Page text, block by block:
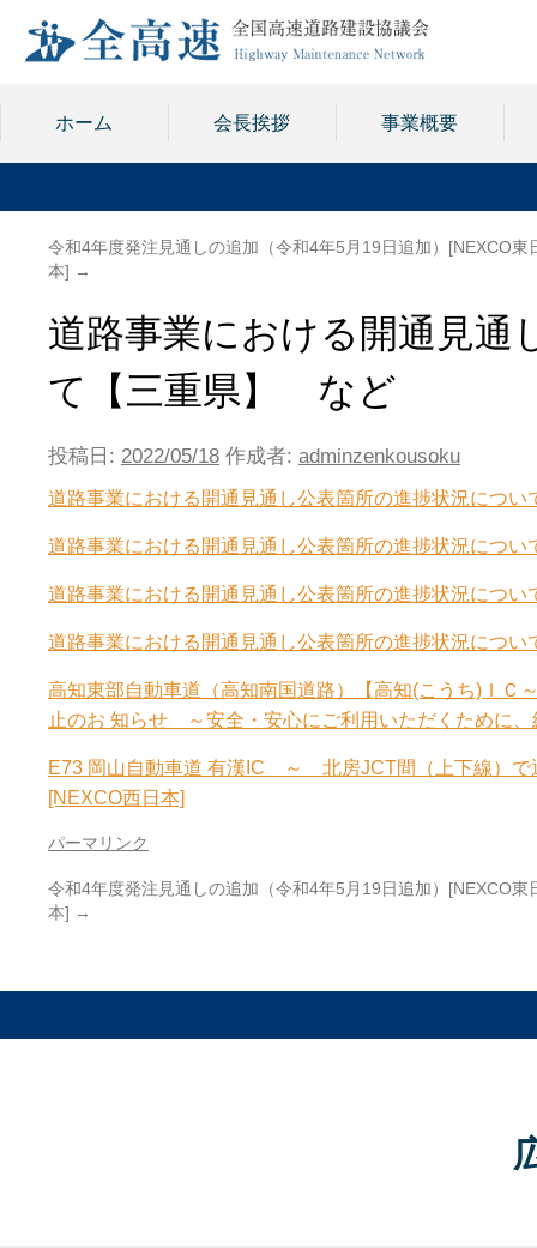
ホーム 会長挨拶 事業概要
令和4年度発注見通しの追加（令和4年5月19日追加）[NEXCO東
本] →
道路事業における開通見通
て【三重県】 など
投稿日: 2022/05/18 作成者: adminzenkousoku
道路事業における開通見通し公表箇所の進捗状況につい
道路事業における開通見通し公表箇所の進捗状況につい
道路事業における開通見通し公表箇所の進捗状況につい
道路事業における開通見通し公表箇所の進捗状況につい
高知東部自動車道（高知南国道路）【高知(こうち)ＩＣ
止のお 知らせ ～安全・安心にご利用いただくために
E73 岡山自動車道 有漢IC ～ 北房JCT間（上下線）で
[NEXCO西日本]
パーマリンク
令和4年度発注見通しの追加（令和4年5月19日追加）[NEXCO東
本] →